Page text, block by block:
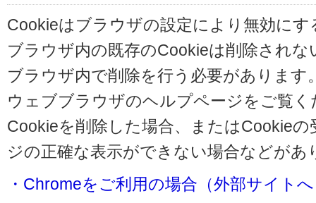
Cookieはブラウザの設定により無効に
ブラウザ内の既存のCookieは削除され
ブラウザ内で削除を行う必要があります
ウェブブラウザのヘルプページをご覧く
Cookieを削除した場合、またはCookie
ジの正確な表示ができない場合などが
・Chromeをご利用の場合（外部サイト